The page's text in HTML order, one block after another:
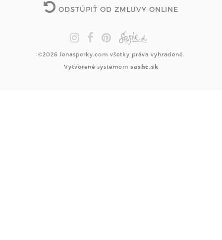
ODSTÚPIŤ OD ZMLUVY ONLINE
©2026 lenasperky.com všetky práva vyhradené.
Vytvorené systémom sashe.sk